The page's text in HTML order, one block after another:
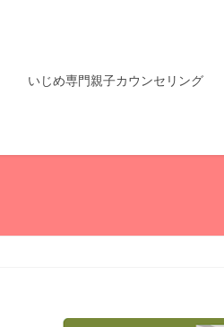
いじめ専門親子カウンセリング